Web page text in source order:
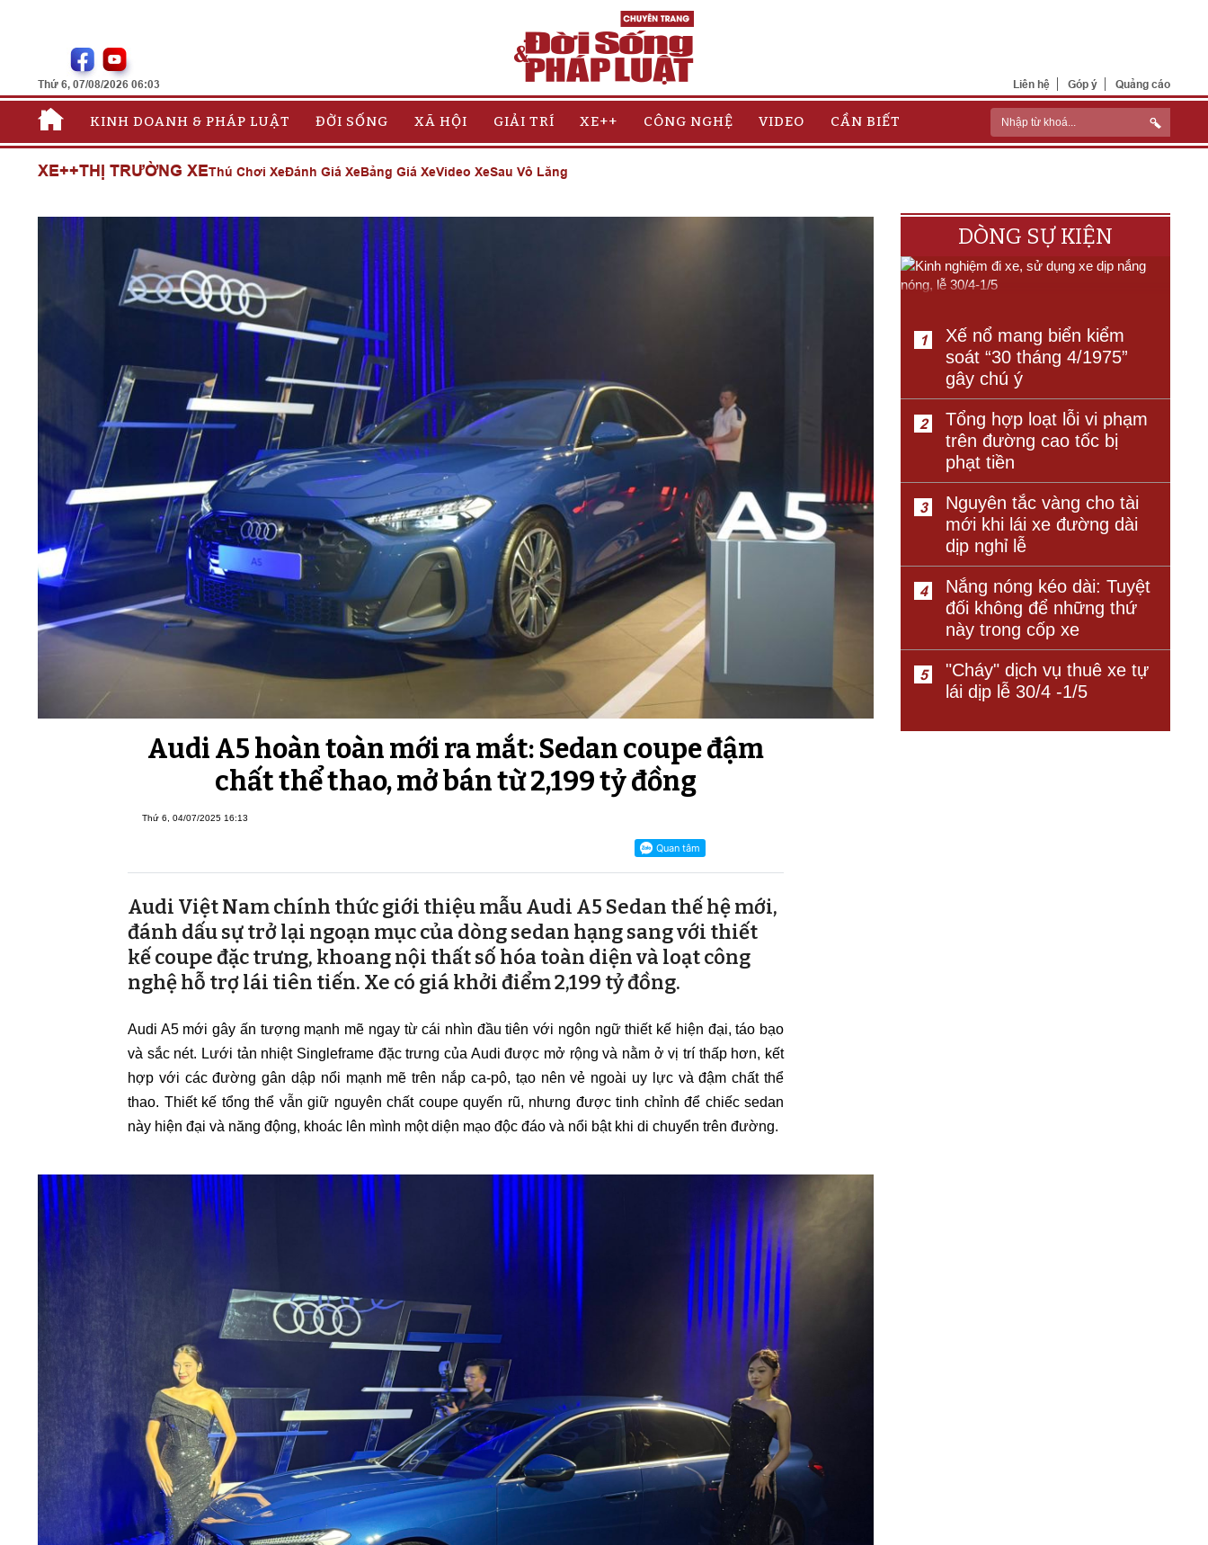
Thứ 6, 07/08/2026 06:03 Liên hệ Góp ý Quảng cáo
KINH DOANH & PHÁP LUẬT ĐỜI SỐNG XÃ HỘI GIẢI TRÍ XE++ CÔNG NGHỆ VIDEO CẦN BIẾT
XE++THỊ TRƯỜNG XEThú Chơi XeĐánh Giá XeBảng Giá XeVideo XeSau Vô Lăng
Audi A5 hoàn toàn mới ra mắt: Sedan coupe đậm
chất thể thao, mở bán từ 2,199 tỷ đồng
Thứ 6, 04/07/2025 16:13
Audi Việt Nam chính thức giới thiệu mẫu Audi A5 Sedan thế hệ mới,
đánh dấu sự trở lại ngoạn mục của dòng sedan hạng sang với thiết
kế coupe đặc trưng, khoang nội thất số hóa toàn diện và loạt công
nghệ hỗ trợ lái tiên tiến. Xe có giá khởi điểm 2,199 tỷ đồng.
Audi A5 mới gây ấn tượng mạnh mẽ ngay từ cái nhìn đầu tiên với ngôn ngữ thiết kế hiện đại, táo bạo
và sắc nét. Lưới tản nhiệt Singleframe đặc trưng của Audi được mở rộng và nằm ở vị trí thấp hơn, kết
hợp với các đường gân dập nổi mạnh mẽ trên nắp ca-pô, tạo nên vẻ ngoài uy lực và đậm chất thể
thao. Thiết kế tổng thể vẫn giữ nguyên chất coupe quyến rũ, nhưng được tinh chỉnh để chiếc sedan
này hiện đại và năng động, khoác lên mình một diện mạo độc đáo và nổi bật khi di chuyển trên đường.
DÒNG SỰ KIỆN
1
Xế nổ mang biển kiểm
soát “30 tháng 4/1975”
gây chú ý
2
Tổng hợp loạt lỗi vi phạm
trên đường cao tốc bị
phạt tiền
3
Nguyên tắc vàng cho tài
mới khi lái xe đường dài
dịp nghỉ lễ
4
Nắng nóng kéo dài: Tuyệt
đối không để những thứ
này trong cốp xe
5
"Cháy" dịch vụ thuê xe tự
lái dịp lễ 30/4 -1/5